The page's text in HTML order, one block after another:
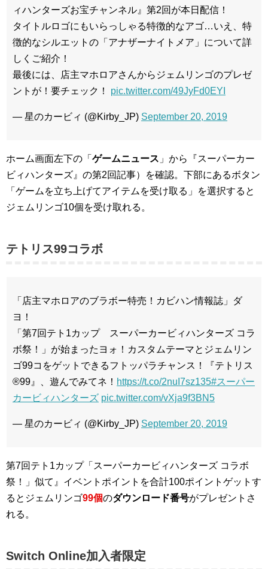
ィハンターズお宝チャンネル』第2回が本日配信！
タイトルロゴにもいらっしゃる特徴的なアゴ…いえ、特
徴的なシルエットの「アナザーナイトメア」について詳
しくご紹介！
最後には、店主マホロアさんからジェムリンゴのプレゼ
ントが！要チェック！ pic.twitter.com/49JyFd0EYI
— 星のカービィ (@Kirby_JP) September 20, 2019
ホーム画面左下の「 ゲームニュース 」から『スーパーカー
ビィハンターズ』の第2回記事）を確認。下部にあるボタン
「ゲームを立ち上げてアイテムを受け取る」を選択すると
ジェムリンゴ10個を受け取れる。
テトリス99コラボ
「店主マホロアのブラボー特売！カビハン情報誌」ダ
ヨ！
「第7回テト1カップ スーパーカービィハンターズ コラ
ボ祭！」が始まったヨォ！カスタムテーマとジェムリン
ゴ99コをゲットできるフトッパラチャンス！『テトリス
®99』、遊んでみてネ！ https://t.co/2nuI7sz135#スーパー
カービィハンターズ pic.twitter.com/vXja9f3BN5
— 星のカービィ (@Kirby_JP) September 20, 2019
第7回テト1カップ「スーパーカービィハンターズ コラボ
祭！」似て』イベントポイントを合計100ポイントゲットす
るとジェムリンゴ99個のダウンロード番号がプレゼントさ
れる。
Switch Online加入者限定